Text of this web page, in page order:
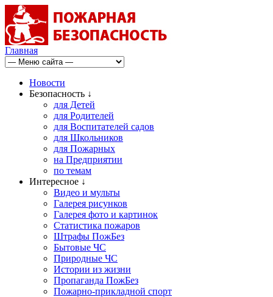
Главная
Новости
Безопасность ↓
для Детей
для Родителей
для Воспитателей садов
для Школьников
для Пожарных
на Предприятии
по темам
Интересное ↓
Видео и мульты
Галерея рисунков
Галерея фото и картинок
Статистика пожаров
Штрафы ПожБез
Бытовые ЧС
Природные ЧС
Истории из жизни
Пропаганда ПожБез
Пожарно-прикладной спорт